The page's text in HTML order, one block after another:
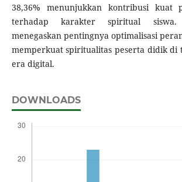
38,36% menunjukkan kontribusi kuat
terhadap karakter spiritual
menegaskan pentingnya optimalisasi
memperkuat spiritualitas peserta didik di
era digital.
DOWNLOADS